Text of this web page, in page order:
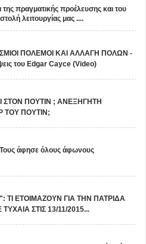
πραγματικής προέλευσης και του
λειτουργίας μας ....
ΠΟΛΕΜΟΙ ΚΑΙ ΑΛΛΑΓΗ ΠΟΛΩΝ -
του Edgar Cayce (Video)
ΣΤΟΝ ΠΟΥΤΙΝ ; ΑΝΕΞΗΓΗΤΗ
ΠΟΥΤΙΝ;
Τους άφησε όλους άφωνους
ΤΙ ΕΤΟΙΜΑΖΟΥΝ ΓΙΑ ΤΗΝ ΠΑΤΡΙΔΑ
ΣΤΙΣ 13/11/2015...